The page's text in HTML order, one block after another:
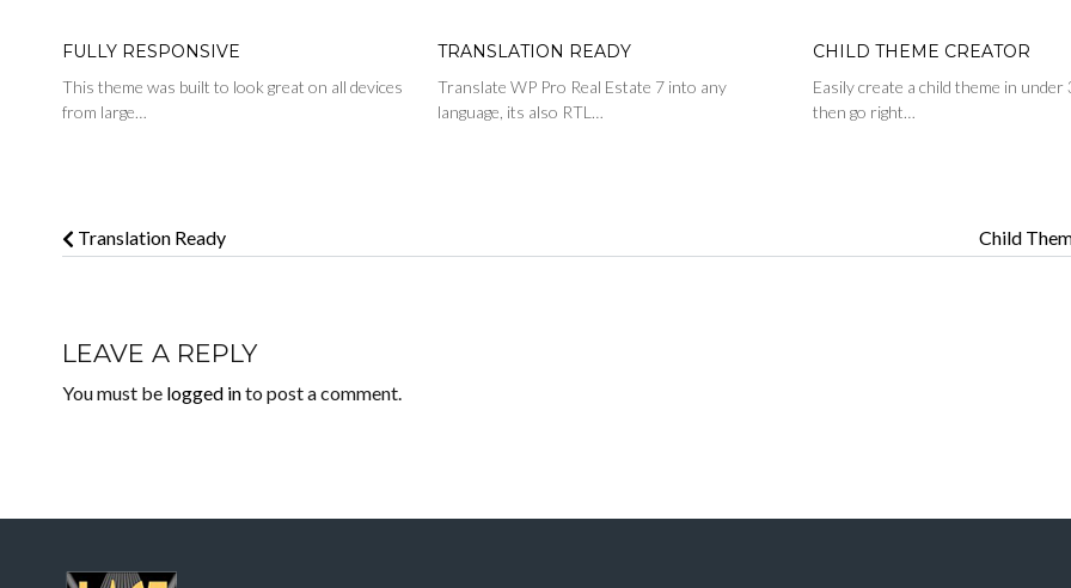
FULLY RESPONSIVE
This theme was built to look great on all devices
from large…
TRANSLATION READY
Translate WP Pro Real Estate 7 into any
language, its also RTL…
CHILD THEME CREATOR
Easily create a child theme in under
then go right…
Translation Ready Child
LEAVE A REPLY
You must be logged into post a comment.